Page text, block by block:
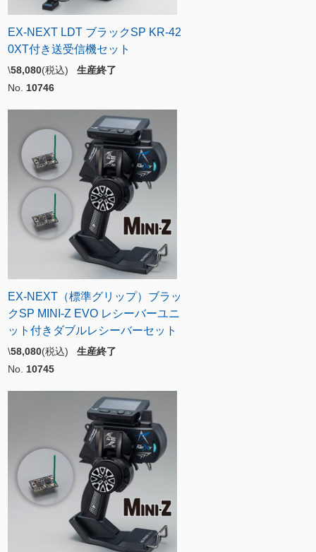
EX-NEXT LDT ブラックSP KR-42
0XT付き送受信機セット
\58,080(税込) 生産終了
No. 10746
EX-NEXT（標準グリップ）ブラッ
クSP MINI-Z EVO レシーバーユニ
ット付きダブルレシーバーセット
\58,080(税込) 生産終了
No. 10745